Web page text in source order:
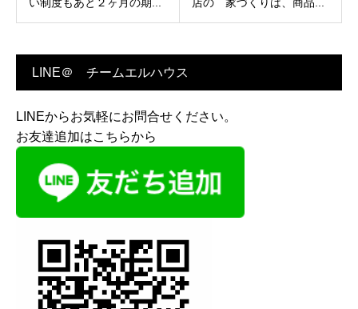
LINE＠ チームエルハウス
LINEからお気軽にお問合せください。
お友達追加はこちらから